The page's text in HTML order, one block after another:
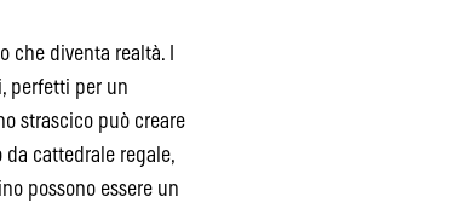
diventa realtà. I
perfetti per un
strascico può creare
cattedrale regale,
possono essere un